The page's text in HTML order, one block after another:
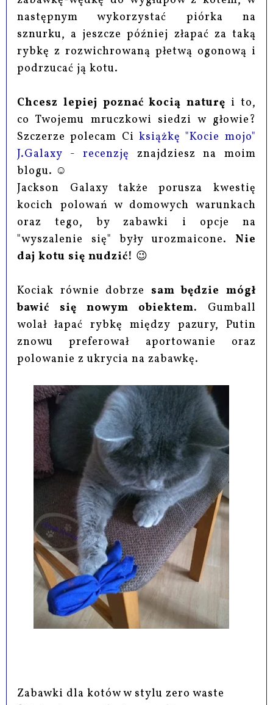
następnym wykorzystać piórka na
sznurku, a jeszcze później złapać za taką
rybkę z rozwichrowaną płetwą ogonową i
podrzucać ją kotu.
Chcesz lepiej poznać kocią naturę i to,
co Twojemu mruczkowi siedzi w głowie?
Szczerze polecam Ciksiążkę "Kocie mojo"
J.Galaxy - recenzję znajdziesz na moim
blogu. ☺
Jackson Galaxy także porusza kwestię
kocich polowań w domowych warunkach
oraz tego, by zabawki i opcje na
"wyszalenie się" były urozmaicone. Nie
daj kotu się nudzić! 😉
Kociak równie dobrze sam będzie mógł
bawić się nowym obiektem. Gumball
wolał łapać rybkę między pazury, Putin
znowu preferował aportowanie oraz
polowanie z ukrycia na zabawkę.
Zabawki dla kotów w stylu zero waste